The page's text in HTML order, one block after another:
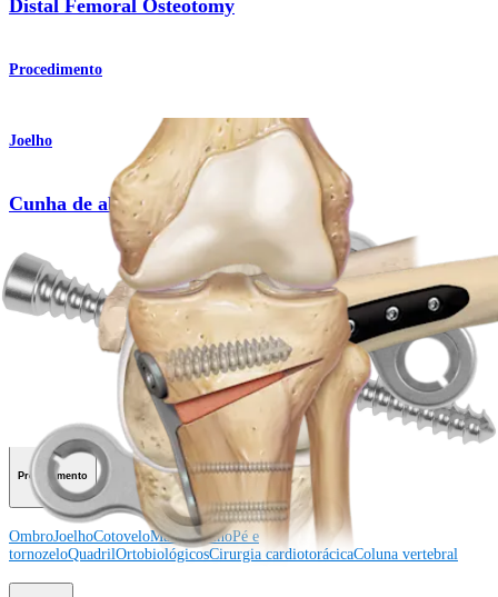
Distal Femoral Osteotomy
Procedimento
Joelho
Cunha de abertura tibial
Procedimento
Como podemos ajudar?
Contacte um representante
Veja eventos, laboratórios e oportunidades educacionais
Inscreva-se para receber: O que há de novo na Arthrex?
Conecte-se conosco
Procedimento
OmbroJoelhoCotoveloMão e punhoPé e
tornozeloQuadrilOrtobiológicosCirurgia cardiotorácicaColuna vertebral